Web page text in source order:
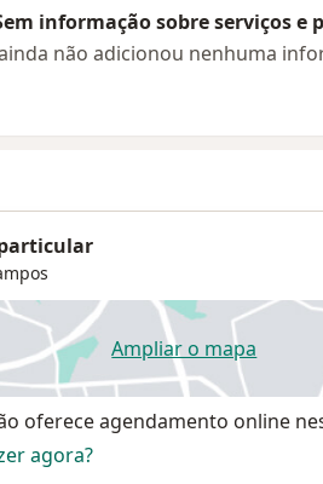
informação sobre serviços e
não adicionou nenhuma
Ampliar o mapa
abre num
oferece agendamento online
agora?